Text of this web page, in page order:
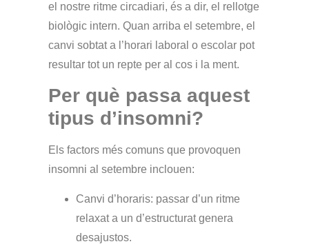
el nostre ritme circadiari, és a dir, el rellotge
biològic intern. Quan arriba el setembre, el
canvi sobtat a l’horari laboral o escolar pot
resultar tot un repte per al cos i la ment.
Per què passa aquest
tipus d’insomni?
Els factors més comuns que provoquen
insomni al setembre inclouen:
Canvi d’horaris: passar d’un ritme
relaxat a un d’estructurat genera
desajustos.